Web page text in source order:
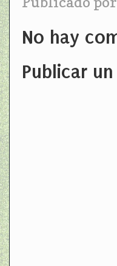
No hay
Publicar